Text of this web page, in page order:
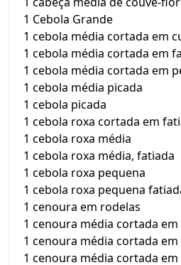
1 Cebola Grande
1 cebola média cortada em
1 cebola média cortada em
1 cebola média cortada em
1 cebola média picada
1 cebola picada
1 cebola roxa cortada em
1 cebola roxa média
1 cebola roxa média, fatiada
1 cebola roxa pequena
1 cebola roxa pequena
1 cenoura em rodelas
1 cenoura média cortada
1 cenoura média cortada
1 cenoura média cortada